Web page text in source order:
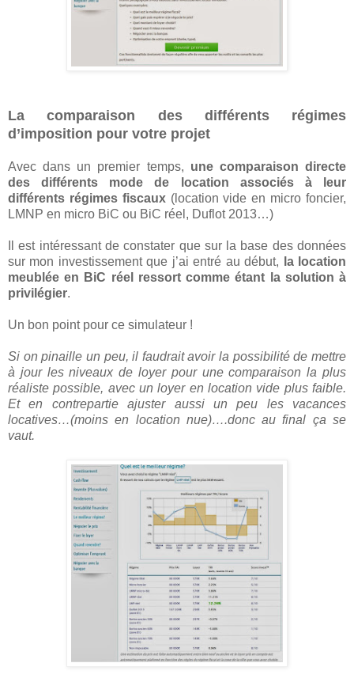
La comparaison des différents régimes
d’imposition pour votre projet
Avec dans un premier temps, une comparaison directe
des différents mode de location associés à leur
différents régimes fiscaux(location vide en micro foncier,
LMNP en micro BiC ou BiC réel, Duflot 2013…)
Il est intéressant de constater que sur la base des données
sur mon investissement que j’ai entré au début, la location
meublée en BiC réel ressort comme étant la solution à
privilégier.
Un bon point pour ce simulateur !
Si on pinaille un peu, il faudrait avoir la possibilité de mettre
à jour les niveaux de loyer pour une comparaison la plus
réaliste possible, avec un loyer en location vide plus faible.
Et en contrepartie ajuster aussi un peu les vacances
locatives…(moins en location nue)….donc au final ça se
vaut.